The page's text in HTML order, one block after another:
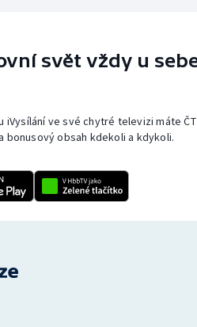
svět vždy u
iVysílání ve své chytré televizi máte
bonusový obsah kdekoli a kdykoli.